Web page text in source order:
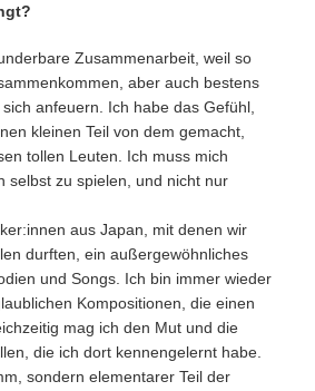
Zusammenarbeit, weil so
aber auch bestens
anfeuern. Ich habe das Gefühl,
kleinen Teil von dem gemacht,
tollen Leuten. Ich muss mich
selbst zu spielen, und nicht nur
aus Japan, mit denen wir
durften, ein außergewöhnliches
und Songs. Ich bin immer wieder
Kompositionen, die einen
mag ich den Mut und die
die ich dort kennengelernt habe.
sondern elementarer Teil der